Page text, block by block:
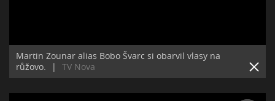
Martin Zounar alias Bobo Švarc si obarvil vlasy na
růžovo.
| TV Nova